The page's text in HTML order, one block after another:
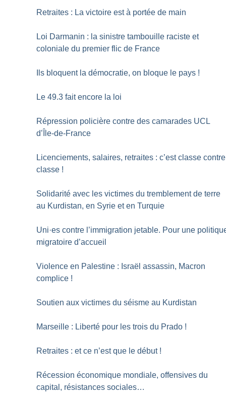
Retraites : La victoire est à portée de main
Loi Darmanin : la sinistre tambouille raciste et
coloniale du premier flic de France
Ils bloquent la démocratie, on bloque le pays !
Le 49.3 fait encore la loi
Répression policière contre des camarades UCL
d’Île-de-France
Licenciements, salaires, retraites : c’est classe contre
classe !
Solidarité avec les victimes du tremblement de terre
au Kurdistan, en Syrie et en Turquie
Uni·es contre l’immigration jetable. Pour une
migratoire d’accueil
Violence en Palestine : Israël assassin, Macron
complice !
Soutien aux victimes du séisme au Kurdistan
Marseille : Liberté pour les trois du Prado !
Retraites : et ce n’est que le début !
Récession économique mondiale, offensives du
capital, résistances sociales…